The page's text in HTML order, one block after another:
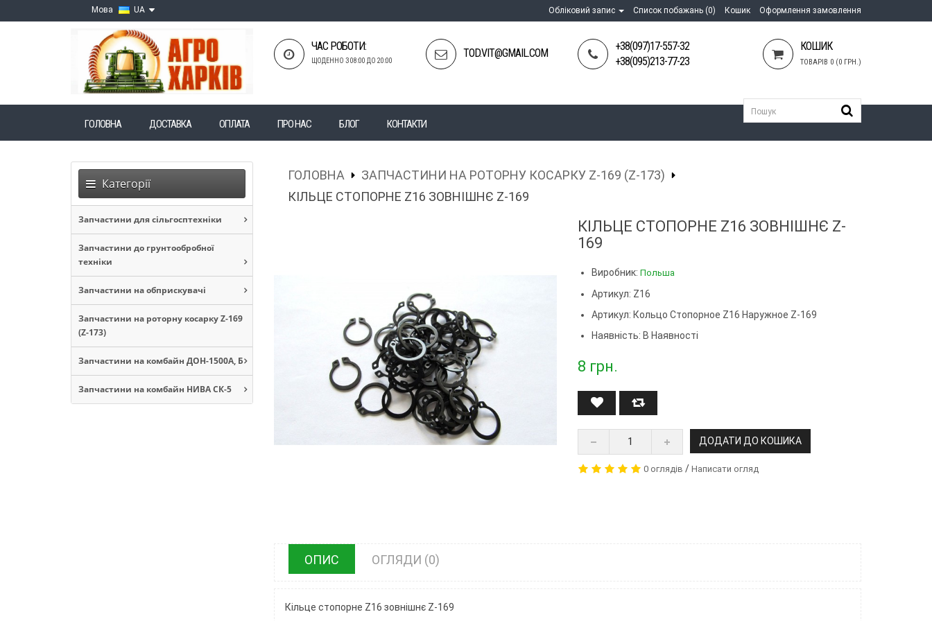
Мова UA Обліковий запис Список побажань (0) Кошик Оформлення замовлення
ЧАС РОБОТИ:
ЩОДЕННО З 08:00 ДО 20:00
TOD.VIT@GMAIL.COM
+38(097)17-557-32
+38(095)213-77-23
КОШИК
ТОВАРІВ 0 (0 ГРН.)
ГОЛОВНА ДОСТАВКА ОПЛАТА ПРО НАС БЛОГ КОНТАКТИ
Категорії
Запчастини для сільгосптехніки
Запчастини до грунтообробної
техніки
Запчастини на обприскувачі
Запчастини на роторну косарку Z-169
(Z-173)
Запчастини на комбайн ДОН-1500А, Б
Запчастини на комбайн НИВА СК-5
ГОЛОВНА
ЗАПЧАСТИНИ НА РОТОРНУ КОСАРКУ Z-169 (Z-173)
КІЛЬЦЕ СТОПОРНЕ Z16 ЗОВНІШНЄ Z-169
КІЛЬЦЕ СТОПОРНЕ Z16 ЗОВНІШНЄ Z-
169
Виробник:Польша
Артикул: Z16
Артикул: Кольцо Стопорное Z16 Наружное Z-169
Наявність: В Наявності
8 грн.
ДОДАТИ ДО КОШИКА
0 оглядів /Написати огляд
ОПИС ОГЛЯДИ (0)
Кільце стопорне Z16 зовнішнє Z-169